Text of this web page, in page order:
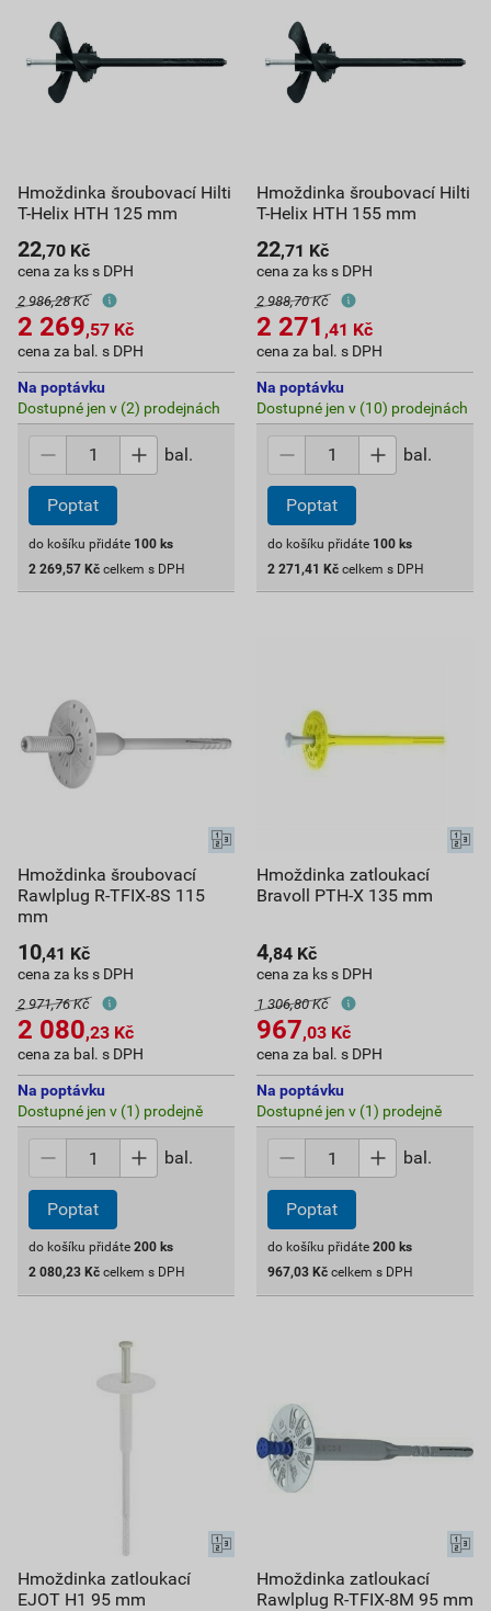
Hmoždinka šroubovací Hilti
T-Helix HTH 125 mm
22,70 Kč
cena za ks s DPH
2 986,28 Kč
2 269,57 Kč
cena za bal. s DPH
Na poptávku
Dostupné jen v (2) prodejnách
bal.
Poptat
do košíku přidáte 100 ks
2 269,57 Kč celkem s DPH
Hmoždinka šroubovací Hilti
T-Helix HTH 155 mm
22,71 Kč
cena za ks s DPH
2 988,70 Kč
2 271 ,41 Kč
cena za bal. s DPH
Na poptávku
Dostupné jen v (10) prodejnách
bal.
Poptat
do košíku přidáte 100 ks
2 271,41 Kč celkem s DPH
Hmoždinka šroubovací
Rawlplug R-TFIX-8S 115
mm
10,41 Kč
cena za ks s DPH
2 971,76 Kč
2 080,23 Kč
cena za bal. s DPH
Na poptávku
Dostupné jen v (1) prodejně
bal.
Poptat
do košíku přidáte 200 ks
2 080,23 Kč celkem s DPH
Hmoždinka zatloukací
Bravoll PTH-X 135 mm
4,84 Kč
cena za ks s DPH
1 306,80 Kč
967,03 Kč
cena za bal. s DPH
Na poptávku
Dostupné jen v (1) prodejně
bal.
Poptat
do košíku přidáte 200 ks
967,03 Kč celkem s DPH
Hmoždinka zatloukací
EJOT H1 95 mm
Hmoždinka zatloukací
Rawlplug R-TFIX-8M 95 mm